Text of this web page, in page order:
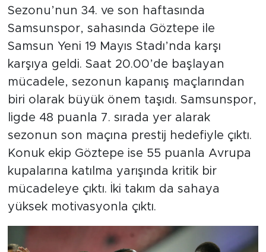
Sezonu’nun 34. ve son haftasında
Samsunspor, sahasında Göztepe ile
Samsun Yeni 19 Mayıs Stadı’nda karşı
karşıya geldi. Saat 20.00’de başlayan
mücadele, sezonun kapanış maçlarından
biri olarak büyük önem taşıdı. Samsunspor,
ligde 48 puanla 7. sırada yer alarak
sezonun son maçına prestij hedefiyle çıktı.
Konuk ekip Göztepe ise 55 puanla Avrupa
kupalarına katılma yarışında kritik bir
mücadeleye çıktı. İki takım da sahaya
yüksek motivasyonla çıktı.